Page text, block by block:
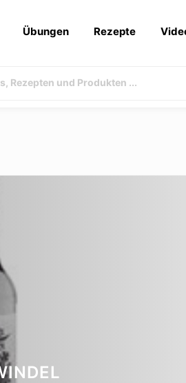
Übungen Rezepte